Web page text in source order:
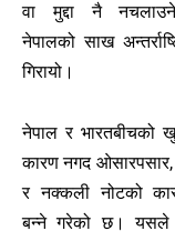
वा मुद्दा नै
नेपालको साख
गिरायो।
नेपाल र भारतबीचको
कारण नगद
र नक्कली नोटको
बन्ने गरेको छ। यसले